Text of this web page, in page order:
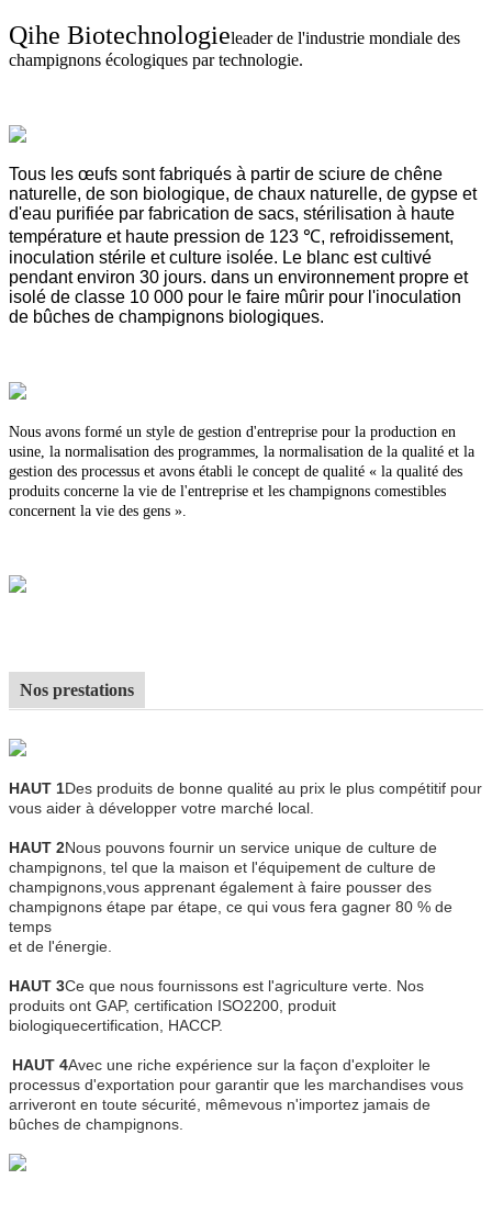
Qihe Biotechnologieleader de l'industrie mondiale des
champignons écologiques par technologie.
Tous les œufs sont fabriqués à partir de sciure de chêne
naturelle, de son biologique, de chaux naturelle, de gypse et
d'eau purifiée par fabrication de sacs, stérilisation à haute
température et haute pression de 123 ℃, refroidissement,
inoculation stérile et culture isolée. Le blanc est cultivé
pendant environ 30 jours. dans un environnement propre et
isolé de classe 10 000 pour le faire mûrir pour l'inoculation
de bûches de champignons biologiques.
Nous avons formé un style de gestion d'entreprise pour la production en
usine, la normalisation des programmes, la normalisation de la qualité et la
gestion des processus et avons établi le concept de qualité « la qualité des
produits concerne la vie de l'entreprise et les champignons comestibles
concernent la vie des gens ».
Nos prestations
HAUT 1Des produits de bonne qualité au prix le plus compétitif pour
vous aider à développer votre marché local.
HAUT 2Nous pouvons fournir un service unique de culture de
champignons, tel que la maison et l'équipement de culture de
champignons, vous apprenant également à faire pousser des
champignons étape par étape, ce qui vous fera gagner 80 % de
temps
et de l'énergie.
HAUT 3Ce que nous fournissons est l'agriculture verte. Nos
produits ont GAP, certification ISO2200, produit
biologiquecertification, HACCP.
HAUT 4Avec une riche expérience sur la façon d'exploiter le
processus d'exportation pour garantir que les marchandises vous
arriveront en toute sécurité, mêmevous n'importez jamais de
bûches de champignons.